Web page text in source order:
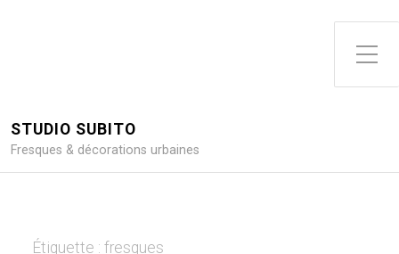
Toggle Side Menu
STUDIO SUBITO
Fresques & décorations urbaines
Étiquette : fresques